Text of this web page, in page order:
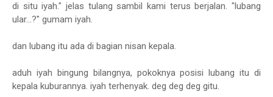
di situ iyah." jelas tulang sambil kami terus berjalan. "lubang
ular...?" gumam iyah.
dan lubang itu ada di bagian nisan kepala.
aduh iyah bingung bilangnya, pokoknya posisi lubang itu di
kepala kuburannya. iyah terhenyak. deg deg deg gitu.